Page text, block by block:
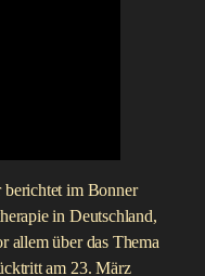
berichtet im Bonner
in Deutschland,
allem über das Thema
am 23. März